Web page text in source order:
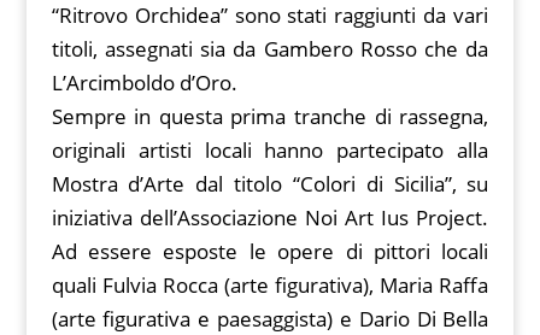
“Ritrovo Orchidea” sono stati raggiunti da vari
titoli, assegnati sia da Gambero Rosso che da
L’Arcimboldo d’Oro.
Sempre in questa prima tranche di rassegna,
originali artisti locali hanno partecipato alla
Mostra d’Arte dal titolo “Colori di Sicilia”, su
iniziativa dell’Associazione Noi Art Ius Project.
Ad essere esposte le opere di pittori locali
quali Fulvia Rocca (arte figurativa), Maria Raffa
(arte figurativa e paesaggista) e Dario Di Bella